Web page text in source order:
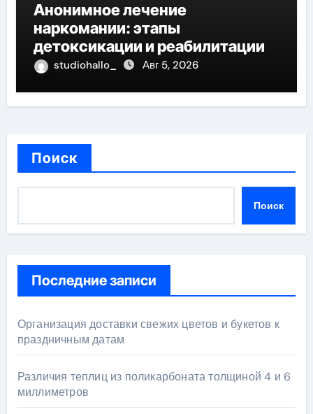
Анонимное лечение
наркомании: этапы
детоксикации и реабилитации
studiohallo_ Авг 5, 2026
Поиск
Поиск
Последние записи
Организация доставки свежих цветов и букетов к
праздничным датам
Различия теплиц из поликарбоната толщиной 4 и 6
миллиметров